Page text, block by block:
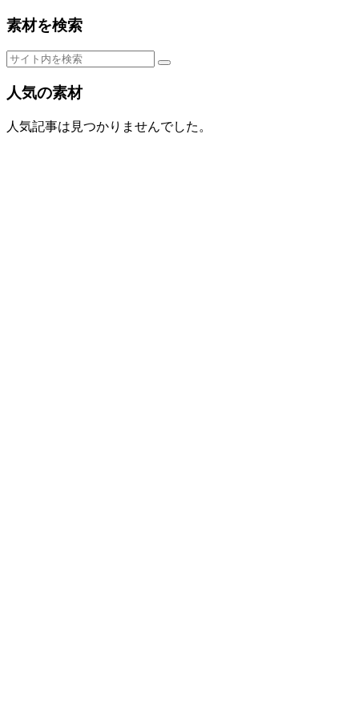
素材を検索
人気の素材
人気記事は見つかりませんでした。